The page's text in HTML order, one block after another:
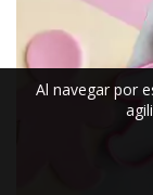
Al navegar por